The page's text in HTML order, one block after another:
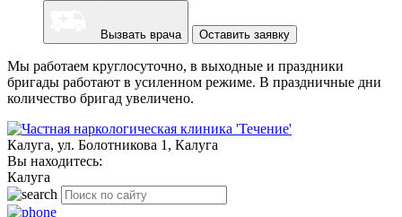
Вызвать врача Оставить заявку
Мы работаем круглосуточно, в выходные и праздники
бригады работают в усиленном режиме. В праздничные дни
количество бригад увеличено.
Калуга, ул. Болотникова 1, Калуга
Вы находитесь:
Калуга